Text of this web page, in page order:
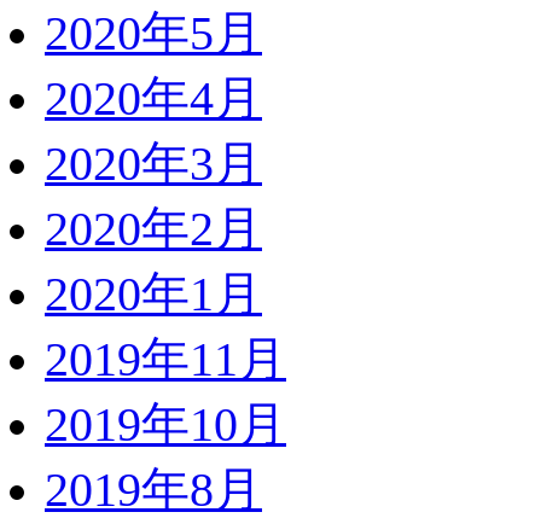
2020年5月
2020年4月
2020年3月
2020年2月
2020年1月
2019年11月
2019年10月
2019年8月